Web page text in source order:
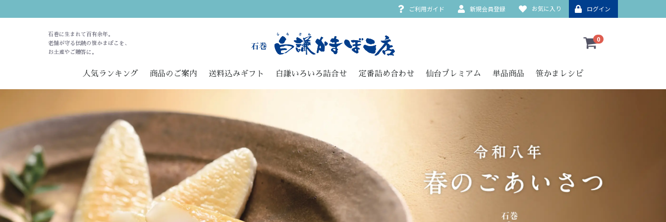
ご利用ガイド 新規会員登録 お気に入り ログイン
石巻に生まれて百有余年。
老舗が守る伝統の笹かまぼこを、
お土産やご贈答に。
0
人気ランキング 商品のご案内 送料込みギフト 白謙いろいろ詰合せ 定番詰め合わせ 仙台プレミアム 単品商品 笹かまレシピ